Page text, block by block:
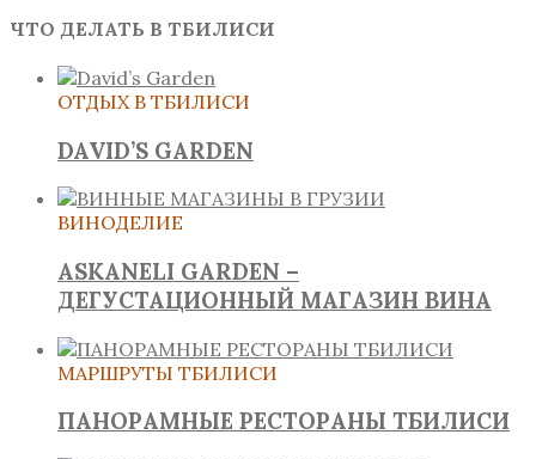
ЧТО ДЕЛАТЬ В ТБИЛИСИ
ОТДЫХ В ТБИЛИСИ
DAVID’S GARDEN
ВИНОДЕЛИЕ
ASKANELI GARDEN –
ДЕГУСТАЦИОННЫЙ МАГАЗИН ВИНА
МАРШРУТЫ ТБИЛИСИ
ПАНОРАМНЫЕ РЕСТОРАНЫ ТБИЛИСИ